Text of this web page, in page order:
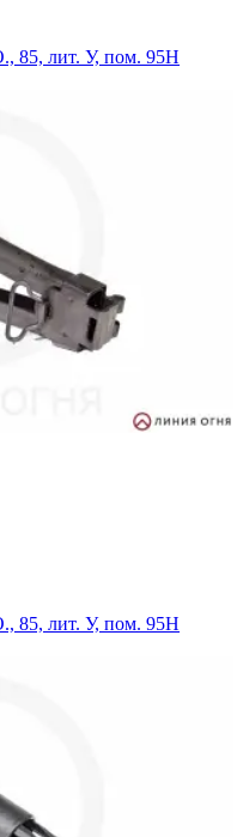
85, лит. У, пом. 95Н
85, лит. У, пом. 95Н